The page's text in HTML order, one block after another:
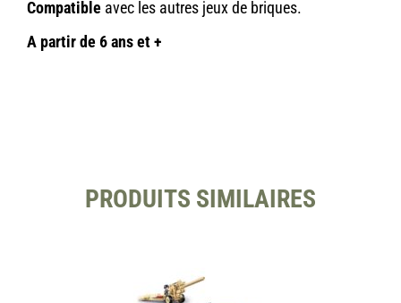
Compatible avec les autres jeux de briques.
A partir de 6 ans et +
PRODUITS SIMILAIRES